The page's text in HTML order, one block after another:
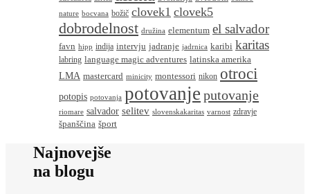
nature bocvana božič clovek1 clovek5
dobrodelnost družina elementum el salvador
favn hipp indija intervju jadranje jadrnica karibi karitas
labring language magic adventures latinska amerika
LMA mastercard minicity montessori nikon otroci
potopis potovanja potovanje putovanje
riomare salvador selitev slovenskakaritas varnost zdravje
španščina šport
Najnovejše
na blogu